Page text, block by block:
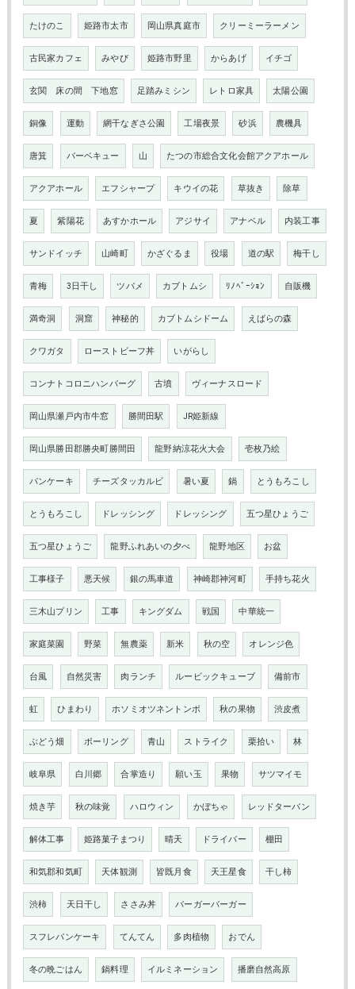
たけのこ 姫路市太市 岡山県真庭市 クリーミーラーメン
古民家カフェ みやび 姫路市野里 からあげ イチゴ
玄関 床の間 下地窓 足踏みミシン レトロ家具 太陽公園
銅像 運動 網干なぎさ公園 工場夜景 砂浜 農機具
唐箕 バーベキュー 山 たつの市総合文化会館アクアホール
アクアホール エフシャープ キウイの花 草抜き 除草
夏 紫陽花 あすかホール アジサイ アナベル 内装工事
サンドイッチ 山崎町 かざぐるま 役場 道の駅 梅干し
青梅 3日干し ツバメ カブトムシ ﾘﾉﾍﾞｰｼｮﾝ 自販機
満奇洞 洞窟 神秘的 カブトムシドーム えばらの森
クワガタ ローストビーフ丼 いがらし
コンナトコロニハンバーグ 古墳 ヴィーナスロード
岡山県瀬戸内市牛窓 勝間田駅 JR姫新線
岡山県勝田郡勝央町勝間田 龍野納涼花火大会 壱枚乃絵
パンケーキ チーズタッカルビ 暑い夏 鍋 とうもろこし
とうもろこし ドレッシング ドレッシング 五つ星ひょうご
五つ星ひょうご 龍野ふれあいの夕べ 龍野地区 お盆
工事様子 悪天候 銀の馬車道 神崎郡神河町 手持ち花火
三木山プリン 工事 キングダム 戦国 中華統一
家庭菜園 野菜 無農薬 新米 秋の空 オレンジ色
台風 自然災害 肉ランチ ルービックキューブ 備前市
虹 ひまわり ホソミオツネントンボ 秋の果物 渋皮煮
ぶどう畑 ボーリング 青山 ストライク 栗拾い 林
岐阜県 白川郷 合掌造り 願い玉 果物 サツマイモ
焼き芋 秋の味覚 ハロウィン かぼちゃ レッドターバン
解体工事 姫路菓子まつり 晴天 ドライバー 棚田
和気郡和気町 天体観測 皆既月食 天王星食 干し柿
渋柿 天日干し ささみ丼 バーガーバーガー
スフレパンケーキ てんてん 多肉植物 おでん
冬の晩ごはん 鍋料理 イルミネーション 播磨自然高原